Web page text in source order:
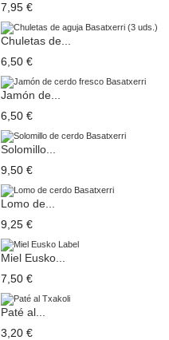
7,95 €
Chuletas de...
6,50 €
Jamón de...
6,50 €
Solomillo...
9,50 €
Lomo de...
9,25 €
Miel Eusko...
7,50 €
Paté al...
3,20 €